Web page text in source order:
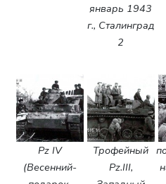
январь 1943
г., Сталинград
2
Pz IV
(Весенний-
Трофейный
Pz.III,